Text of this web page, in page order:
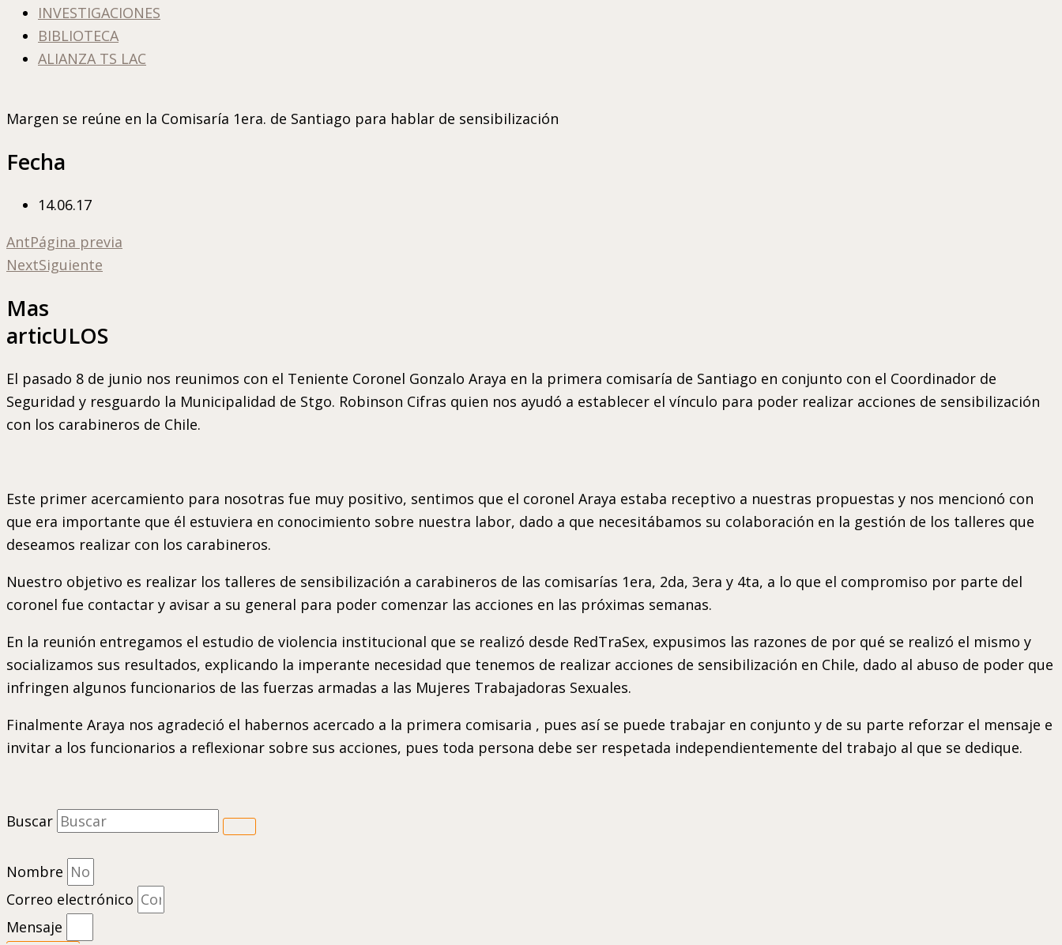
INVESTIGACIONES
BIBLIOTECA
ALIANZA TS LAC
Margen se reúne en la Comisaría 1era. de Santiago para hablar de sensibilización
Fecha
14.06.17
AntPágina previa
NextSiguiente
Mas
articULOS
El pasado 8 de junio nos reunimos con el Teniente Coronel Gonzalo Araya en la primera comisaría de Santiago en conjunto con el Coordinador de
Seguridad y resguardo la Municipalidad de Stgo. Robinson Cifras quien nos ayudó a establecer el vínculo para poder realizar acciones de sensibilización
con los carabineros de Chile.
Este primer acercamiento para nosotras fue muy positivo, sentimos que el coronel Araya estaba receptivo a nuestras propuestas y nos mencionó con
que era importante que él estuviera en conocimiento sobre nuestra labor, dado a que necesitábamos su colaboración en la gestión de los talleres que
deseamos realizar con los carabineros.
Nuestro objetivo es realizar los talleres de sensibilización a carabineros de las comisarías 1era, 2da, 3era y 4ta, a lo que el compromiso por parte del
coronel fue contactar y avisar a su general para poder comenzar las acciones en las próximas semanas.
En la reunión entregamos el estudio de violencia institucional que se realizó desde RedTraSex, expusimos las razones de por qué se realizó el mismo y
socializamos sus resultados, explicando la imperante necesidad que tenemos de realizar acciones de sensibilización en Chile, dado al abuso de poder que
infringen algunos funcionarios de las fuerzas armadas a las Mujeres Trabajadoras Sexuales.
Finalmente Araya nos agradeció el habernos acercado a la primera comisaria , pues así se puede trabajar en conjunto y de su parte reforzar el mensaje e
invitar a los funcionarios a reflexionar sobre sus acciones, pues toda persona debe ser respetada independientemente del trabajo al que se dedique.
Buscar
Nombre
Correo electrónico
Mensaje